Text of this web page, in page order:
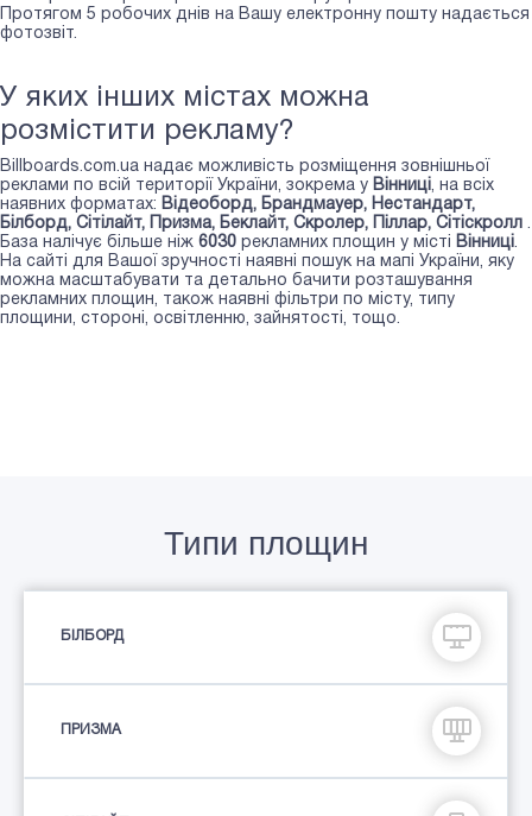
Протягом 5 робочих днів на Вашу електронну пошту надається
фотозвіт.
У яких інших містах можна
розмістити рекламу?
Billboards.com.ua надає можливість розміщення зовнішньої
реклами по всій території України, зокрема у Вінниці, на всіх
наявних форматах: Відеоборд, Брандмауер, Нестандарт,
Білборд, Сiтiлайт, Призма, Беклайт, Скролер, Пiллар, Сітіскролл .
База налічує більше ніж 6030 рекламних площин у місті Вінниці.
На сайті для Вашої зручності наявні пошук на мапі України, яку
можна масштабувати та детально бачити розташування
рекламних площин, також наявні фільтри по місту, типу
площини, стороні, освітленню, зайнятості, тощо.
Типи площин
БІЛБОРД
ПРИЗМА